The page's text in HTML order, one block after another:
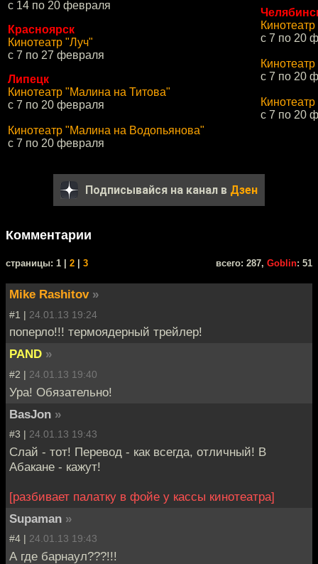
с 14 по 20 февраля
Красноярск
Кинотеатр "Луч"
с 7 по 27 февраля
Липецк
Кинотеатр "Малина на Титова"
с 7 по 20 февраля
Кинотеатр "Малина на Водопьянова"
с 7 по 20 февраля
с 7 по 20
с 7 по 20
с 7 по 20
Подписывайся на канал в Дзен
Комментарии
cтраницы: 1 | 2 3 всего: 287, Goblin: 51
Mike Rashitov »
#1 | 24.01.13 19:24
поперло!!! термоядерный трейлер!
PAND »
#2 | 24.01.13 19:40
Ура! Обязательно!
BasJon »
#3 | 24.01.13 19:43
Слай - тот! Перевод - как всегда, отличный! В
Абакане - кажут!
[разбивает палатку в фойе у кассы кинотеатра]
Supaman »
#4 | 24.01.13 19:43
А где барнаул???!!!